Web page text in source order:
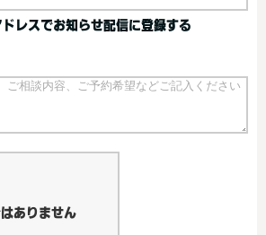
レスでお知らせ配信に登録する
ありません